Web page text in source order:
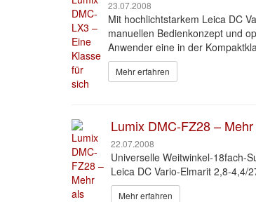
23.07.2008
Mit hochlichtstarkem Leica DC
manuellen Bedienkonzept und
Anwender eine in der
Mehr erfahren
Lumix DMC-FZ28 –
22.07.2008
Universelle Weitwinkel-18fach-
Leica DC Vario-Elmarit 2,8-4,4/
Mehr erfahren